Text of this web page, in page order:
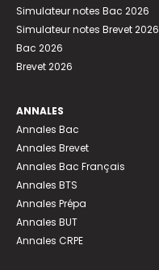
Simulateur notes Bac 2026
Simulateur notes Brevet 2026
Bac 2026
Brevet 2026
ANNALES
Annales Bac
Annales Brevet
Annales Bac Français
Annales BTS
Annales Prépa
Annales BUT
Annales CRPE